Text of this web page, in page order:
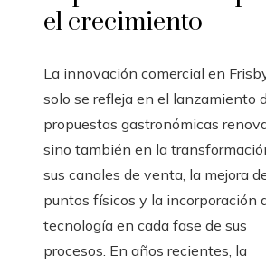
el crecimiento
La innovación comercial en
solo se refleja en el lanzamiento
propuestas gastronómicas
sino también en la
sus canales de venta, la mejora
puntos físicos y la incorporación
tecnología en cada fase de sus
procesos. En años recientes, la